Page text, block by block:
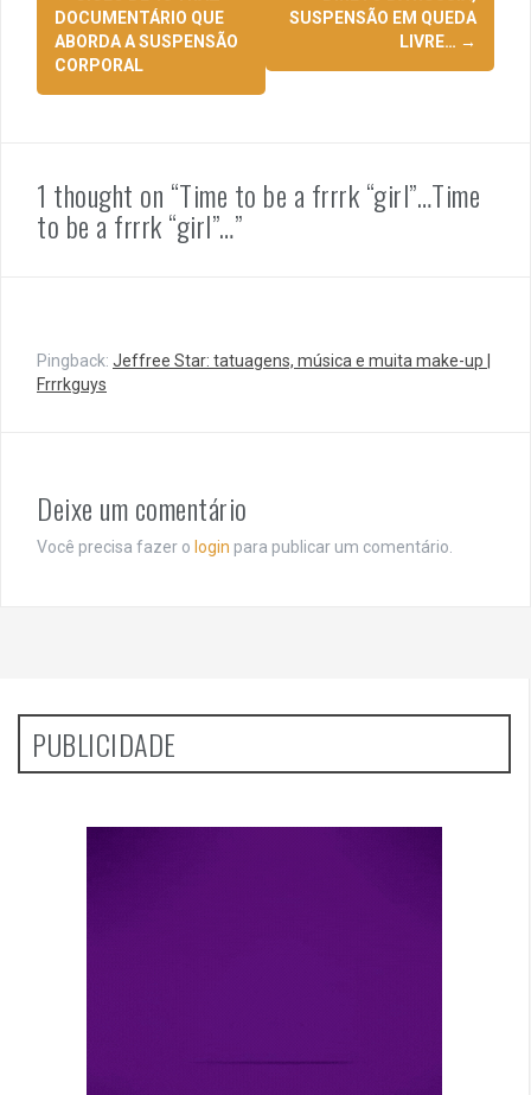
de
posts
DOCUMENTÁRIO QUE
ABORDA A SUSPENSÃO
CORPORAL
SUSPENSÃO EM QUEDA
LIVRE… →
1 thought on “Time to be a frrrk “girl”…Time
to be a frrrk “girl”…”
Pingback: Jeffree Star: tatuagens, música e muita make-up |
Frrrkguys
Deixe um comentário
Você precisa fazer o login para publicar um comentário.
PUBLICIDADE